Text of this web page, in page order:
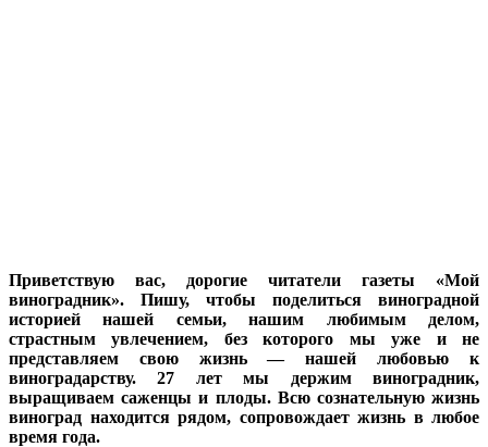
Приветствую вас, дорогие читатели газеты «Мой
виноградник». Пишу, чтобы поделиться виноградной
историей нашей семьи, нашим любимым делом,
страстным увлечением, без которого мы уже и не
представляем свою жизнь — нашей любовью к
виноградарству. 27 лет мы держим виноградник,
выращиваем саженцы и плоды. Всю сознательную жизнь
виноград находится рядом, сопровождает жизнь в любое
время года.